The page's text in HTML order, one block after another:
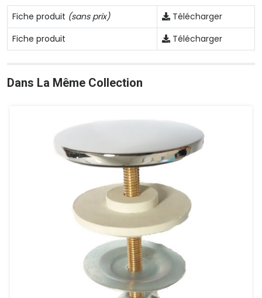
Fiche produit (sans prix)
Télécharger
Fiche produit
Télécharger
Dans La Même Collection